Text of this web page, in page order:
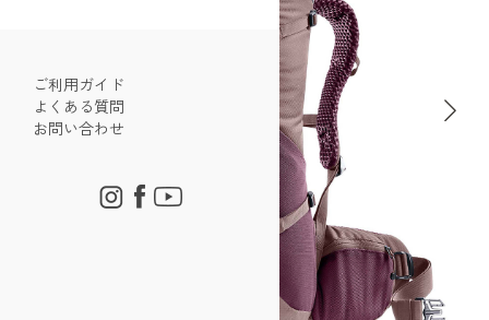
ご利用ガイド
よくある質問
お問い合わせ